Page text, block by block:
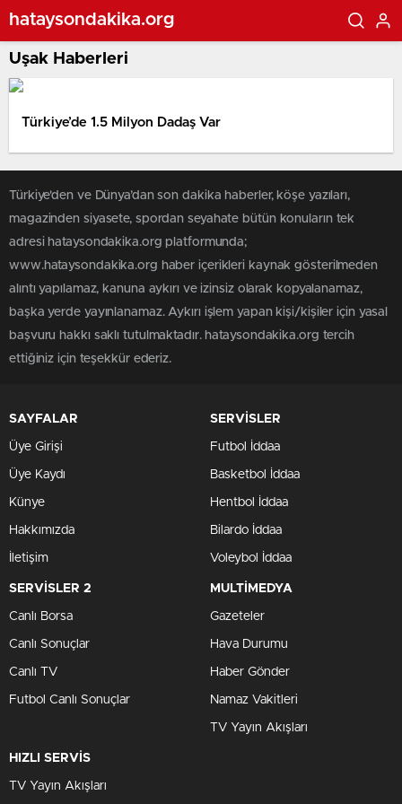
hataysondakika.org
Uşak Haberleri
Türkiye’de 1.5 Milyon Dadaş Var
Türkiye'den ve Dünya’dan son dakika haberler, köşe yazıları,
magazinden siyasete, spordan seyahate bütün konuların tek
adresi hataysondakika.org platformunda;
www.hataysondakika.org haber içerikleri kaynak gösterilmeden
alıntı yapılamaz, kanuna aykırı ve izinsiz olarak kopyalanamaz,
başka yerde yayınlanamaz. Aykırı işlem yapan kişi/kişiler için yasal
başvuru hakkı saklı tutulmaktadır. hataysondakika.org tercih
ettiğiniz için teşekkür ederiz.
SAYFALAR
Üye Girişi
Üye Kaydı
Künye
Hakkımızda
İletişim
SERVİSLER
Futbol İddaa
Basketbol İddaa
Hentbol İddaa
Bilardo İddaa
Voleybol İddaa
SERVİSLER 2
Canlı Borsa
Canlı Sonuçlar
Canlı TV
Futbol Canlı Sonuçlar
MULTİMEDYA
Gazeteler
Hava Durumu
Haber Gönder
Namaz Vakitleri
TV Yayın Akışları
HIZLI SERVİS
TV Yayın Akışları